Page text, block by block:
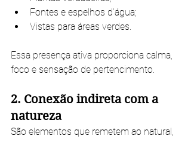
Fontes e espelhos d’água;
Vistas para áreas verdes.
Essa presença ativa proporciona calma,
foco e sensação de pertencimento.
2. Conexão indireta com a
natureza
São elementos que remetem ao natural,